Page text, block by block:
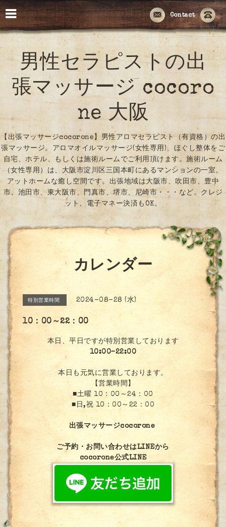
Contact
男性セラピストの出
張マッサージ cocoro
ne 大阪
【出張マッサージcocorone】男性アロマセラピスト（有資格）の出
張マッサージ。アロマオイルマッサージ(女性専用)、ほぐし整体をご
自宅、ホテル、もしくは施術ルームでご利用頂けます。施術ルーム
（女性専用）は、大阪市淀川区三国本町にあるマンションの一室。
アットホームな癒し空間です。出張地域は大阪市、吹田市、豊中
市、池田市、東大阪市、門真市、堺市、尼崎市・・・など。クレジ
ット、電子マネー決済もOK。
カレンダー
特別営業時間 2024-08-28 (水)
10：00～22：00
本日、平日ですが特別営業しております
10:00~22:00
本日も元気に営業しております。
【営業時間】
■土曜 10：00～24：00
■日,祝 10：00～22：00
出張マッサージcocorone
ご予約・お問い合わせはLINEから
cocorone公式LINE